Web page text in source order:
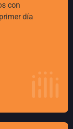
con
día